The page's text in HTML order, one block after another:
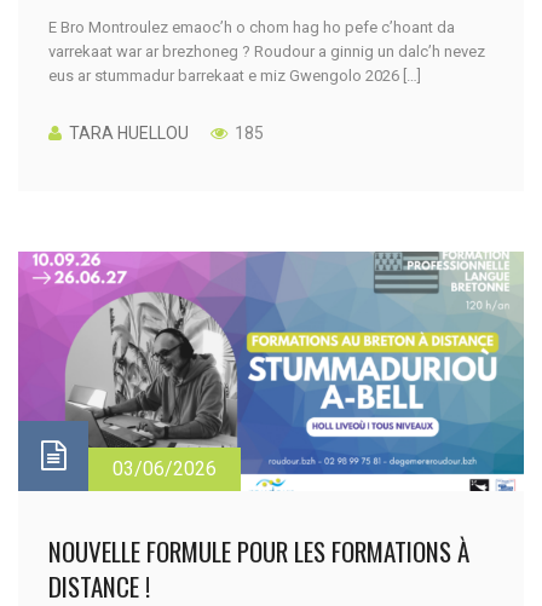
E Bro Montroulez emaoc’h o chom hag ho pefe c’hoant da
varrekaat war ar brezhoneg ? Roudour a ginnig un dalc’h nevez
eus ar stummadur barrekaat e miz Gwengolo 2026 […]
TARA HUELLOU 185
03/06/2026
NOUVELLE FORMULE POUR LES FORMATIONS À
DISTANCE !